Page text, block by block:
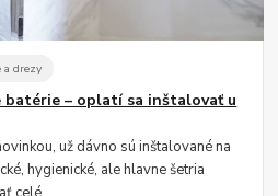
a drezy
batérie – oplatí sa inštalovať u
už dávno sú inštalované na
hygienické, ale hlavne šetria